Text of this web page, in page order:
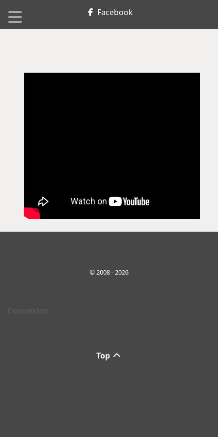
Facebook
© 2008 - 2026
Top